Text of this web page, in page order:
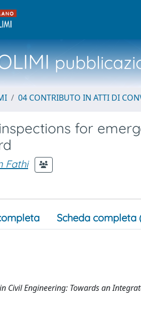
04 CONTRIBUTO IN ATTI DI
for
Fathi
Scheda completa
Civil Engineering: Towards an